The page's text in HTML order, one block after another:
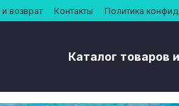
возврат Контакты Политика
Каталог товаров